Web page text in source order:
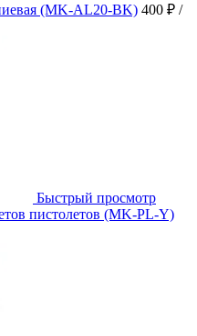
(MK-AL20-BK) 400 ₽ /
Быстрый просмотр
пистолетов (MK-PL-Y)